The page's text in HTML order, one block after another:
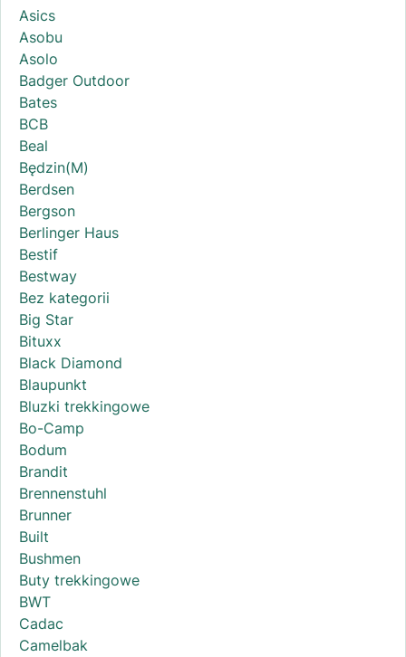
Asics
Asobu
Asolo
Badger Outdoor
Bates
BCB
Beal
Będzin(M)
Berdsen
Bergson
Berlinger Haus
Bestif
Bestway
Bez kategorii
Big Star
Bituxx
Black Diamond
Blaupunkt
Bluzki trekkingowe
Bo-Camp
Bodum
Brandit
Brennenstuhl
Brunner
Built
Bushmen
Buty trekkingowe
BWT
Cadac
Camelbak